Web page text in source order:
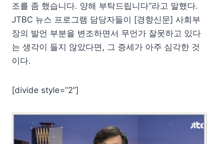
조를 좀 했습니다. 양해 부탁드립니다”라고 말했다.
JTBC 뉴스 프로그램 담당자들이 [경향신문] 사회부
장의 발언 부분을 변조하면서 무언가 잘못하고 있다
는 생각이 들지 않았다면, 그 증세가 아주 심각한 것
이다.
[divide style=”2”]